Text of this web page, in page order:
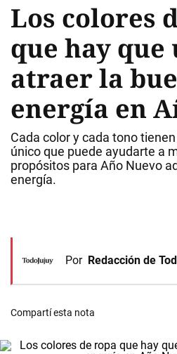
Los colores
que hay que
atraer la
energía en
Cada color y cada tono
único que puede ayudarte a
propósitos para Año Nuevo
energía.
Por Redacción de
Compartí esta nota